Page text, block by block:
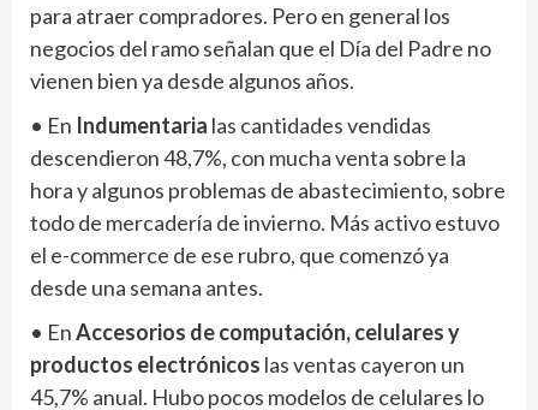
para atraer compradores. Pero en general los
negocios del ramo señalan que el Día del Padre no
vienen bien ya desde algunos años.
• En Indumentaria las cantidades vendidas
descendieron 48,7%, con mucha venta sobre la
hora y algunos problemas de abastecimiento, sobre
todo de mercadería de invierno. Más activo estuvo
el e-commerce de ese rubro, que comenzó ya
desde una semana antes.
• EnAccesorios de computación, celulares y
productos electrónicos las ventas cayeron un
45,7% anual. Hubo pocos modelos de celulares lo